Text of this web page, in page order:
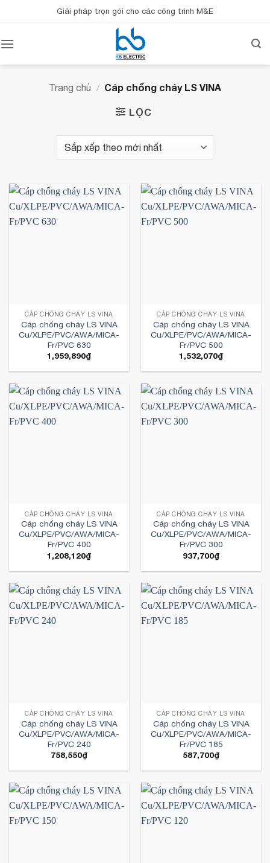
qua
dung
Giải pháp trọn gói cho các công trình M&E
Trang chủ / Cáp chống cháy LS VINA
LỌC
CÁP CHỐNG CHÁY LS VINA
Cáp chống cháy LS VINA
Cu/XLPE/PVC/AWA/MICA-
Fr/PVC 630
1,959,890₫
CÁP CHỐNG CHÁY LS VINA
Cáp chống cháy LS VINA
Cu/XLPE/PVC/AWA/MICA-
Fr/PVC 500
1,532,070₫
CÁP CHỐNG CHÁY LS VINA
Cáp chống cháy LS VINA
Cu/XLPE/PVC/AWA/MICA-
Fr/PVC 400
1,208,120₫
CÁP CHỐNG CHÁY LS VINA
Cáp chống cháy LS VINA
Cu/XLPE/PVC/AWA/MICA-
Fr/PVC 300
937,700₫
CÁP CHỐNG CHÁY LS VINA
Cáp chống cháy LS VINA
Cu/XLPE/PVC/AWA/MICA-
Fr/PVC 240
758,550₫
CÁP CHỐNG CHÁY LS VINA
Cáp chống cháy LS VINA
Cu/XLPE/PVC/AWA/MICA-
Fr/PVC 185
587,700₫